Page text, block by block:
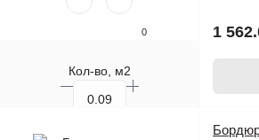
0
Кол-во, м2
1